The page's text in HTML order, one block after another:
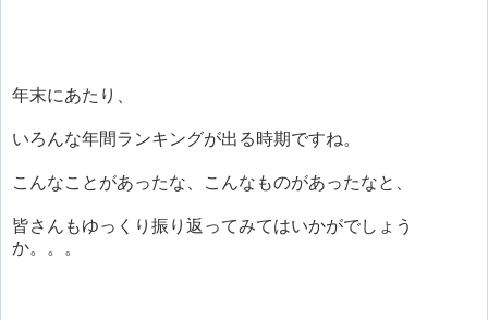
年末にあたり、
いろんな年間ランキングが出る時期ですね。
こんなことがあったな、こんなものがあったなと、
皆さんもゆっくり振り返ってみてはいかがでしょう
か。。。